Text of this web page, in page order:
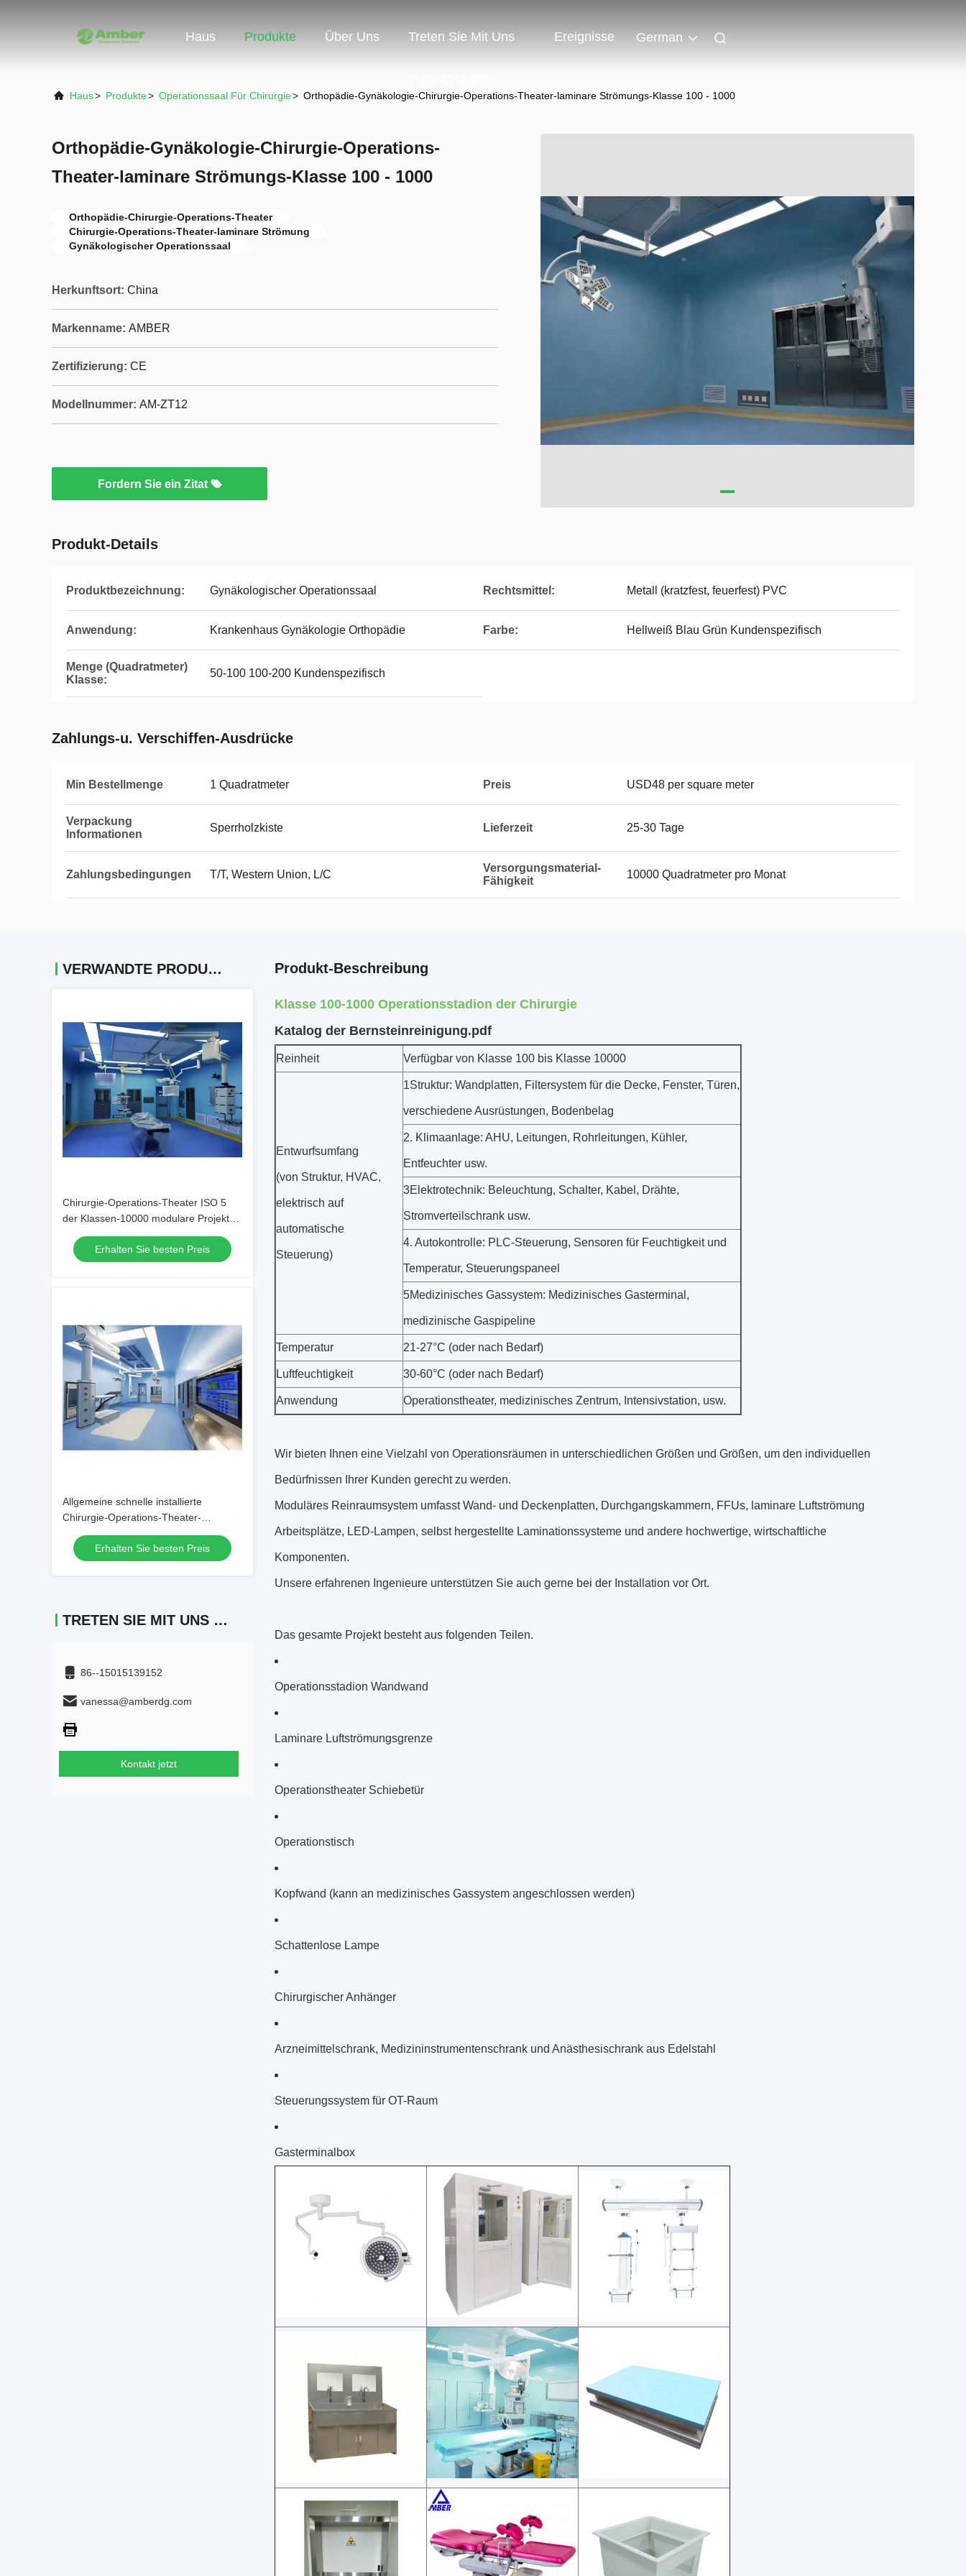
Haus Produkte Über Uns Treten Sie Mit Uns Ereignisse German
Haus> Produkte> Operationssaal Für Chirurgie> Orthopädie-Gynäkologie-Chirurgie-Operations-Theater-laminare Strömungs-Klasse 100 - 1000
Orthopädie-Gynäkologie-Chirurgie-Operations-
Theater-laminare Strömungs-Klasse 100 - 1000
Orthopädie-Chirurgie-Operations-Theater
Chirurgie-Operations-Theater-laminare Strömung
Gynäkologischer Operationssaal
Herkunftsort: China
Markenname: AMBER
Zertifizierung: CE
Modellnummer: AM-ZT12
Fordern Sie ein Zitat
Produkt-Details
Produktbezeichnung: Gynäkologischer Operationssaal Rechtsmittel: Metall (kratzfest, feuerfest) PVC
Anwendung: Krankenhaus Gynäkologie Orthopädie Farbe: Hellweiß Blau Grün Kundenspezifisch
Menge (Quadratmeter)
Klasse:
50-100 100-200 Kundenspezifisch
Zahlungs-u. Verschiffen-Ausdrücke
Min Bestellmenge 1 Quadratmeter Preis USD48 per square meter
Verpackung
Informationen
Sperrholzkiste Lieferzeit 25-30 Tage
Zahlungsbedingungen T/T, Western Union, L/C
Versorgungsmaterial-
Fähigkeit
10000 Quadratmeter pro Monat
VERWANDTE PRODUKTE
Chirurgie-Operations-Theater ISO 5
der Klassen-10000 modulare Projekt-
Bau-Reinigung
Erhalten Sie besten Preis
Allgemeine schnelle installierte
Chirurgie-Operations-Theater-
Krankenhaus-Theater-Raum PVC-
BehandlungErhalten Sie besten Preis
TRETEN SIE MIT UNS IN VERBINDUNG
86--15015139152
vanessa@amberdg.com
Kontakt jetzt
Produkt-Beschreibung
Klasse 100-1000 Operationsstadion der Chirurgie
Katalog der Bernsteinreinigung.pdf
Reinheit Verfügbar von Klasse 100 bis Klasse 10000
Entwurfsumfang
(von Struktur, HVAC,
elektrisch auf
automatische
Steuerung)
1Struktur: Wandplatten, Filtersystem für die Decke, Fenster, Türen,
verschiedene Ausrüstungen, Bodenbelag
2. Klimaanlage: AHU, Leitungen, Rohrleitungen, Kühler,
Entfeuchter usw.
3Elektrotechnik: Beleuchtung, Schalter, Kabel, Drähte,
Stromverteilschrank usw.
4. Autokontrolle: PLC-Steuerung, Sensoren für Feuchtigkeit und
Temperatur, Steuerungspaneel
5Medizinisches Gassystem: Medizinisches Gasterminal,
medizinische Gaspipeline
Temperatur 21-27°C (oder nach Bedarf)
Luftfeuchtigkeit 30-60°C (oder nach Bedarf)
Anwendung Operationstheater, medizinisches Zentrum, Intensivstation, usw.
Wir bieten Ihnen eine Vielzahl von Operationsräumen in unterschiedlichen Größen und Größen, um den individuellen
Bedürfnissen Ihrer Kunden gerecht zu werden.
Moduläres Reinraumsystem umfasst Wand- und Deckenplatten, Durchgangskammern, FFUs, laminare Luftströmung
Arbeitsplätze, LED-Lampen, selbst hergestellte Laminationssysteme und andere hochwertige, wirtschaftliche
Komponenten.
Unsere erfahrenen Ingenieure unterstützen Sie auch gerne bei der Installation vor Ort.
Das gesamte Projekt besteht aus folgenden Teilen.
Operationsstadion Wandwand
Laminare Luftströmungsgrenze
Operationstheater Schiebetür
Operationstisch
Kopfwand (kann an medizinisches Gassystem angeschlossen werden)
Schattenlose Lampe
Chirurgischer Anhänger
Arzneimittelschrank, Medizininstrumentenschrank und Anästhesischrank aus Edelstahl
Steuerungssystem für OT-Raum
Gasterminalbox